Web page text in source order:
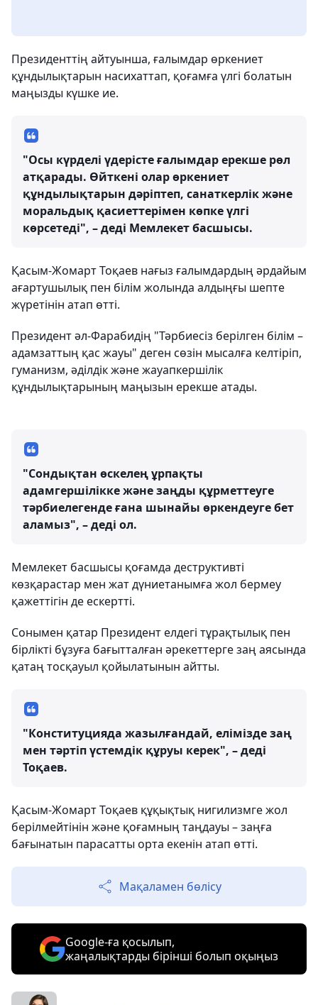
Президенттің айтуынша, ғалымдар өркениет
құндылықтарын насихаттап, қоғамға үлгі болатын
маңызды күшке ие.
"Осы күрделі үдерісте ғалымдар ерекше рөл
атқарады. Өйткені олар өркениет
құндылықтарын дәріптеп, санаткерлік және
моральдық қасиеттерімен көпке үлгі
көрсетеді", – деді Мемлекет басшысы.
Қасым-Жомарт Тоқаев нағыз ғалымдардың әрдайым
ағартушылық пен білім жолында алдыңғы шепте
жүретінін атап өтті.
Президент әл-Фарабидің "Тәрбиесіз берілген білім –
адамзаттың қас жауы" деген сөзін мысалға келтіріп,
гуманизм, әділдік және жауапкершілік
құндылықтарының маңызын ерекше атады.
"Сондықтан өскелең ұрпақты
адамгершілікке және заңды құрметтеуге
тәрбиелегенде ғана шынайы өркендеуге бет
аламыз", – деді ол.
Мемлекет басшысы қоғамда деструктивті
көзқарастар мен жат дүниетанымға жол бермеу
қажеттігін де ескертті.
Сонымен қатар Президент елдегі тұрақтылық пен
бірлікті бұзуға бағытталған әрекеттерге заң аясында
қатаң тосқауыл қойылатынын айтты.
"Конституцияда жазылғандай, елімізде заң
мен тәртіп үстемдік құруы керек", – деді
Тоқаев.
Қасым-Жомарт Тоқаев құқықтық нигилизмге жол
берілмейтінін және қоғамның таңдауы – заңға
бағынатын парасатты орта екенін атап өтті.
Мақаламен бөлісу
Google-ға қосылып,
жаңалықтарды бірінші болып оқыңыз